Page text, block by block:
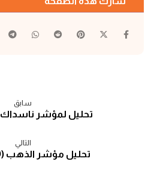
سابق
تحليل لمؤشر ناسداك ١٠٠ (NAS١٠٠)
التالي
تحليل مؤشر الذهب (XAU/USD)